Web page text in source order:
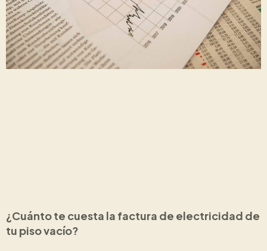
¿Cuánto te cuesta la factura de electricidad de
tu piso vacío?